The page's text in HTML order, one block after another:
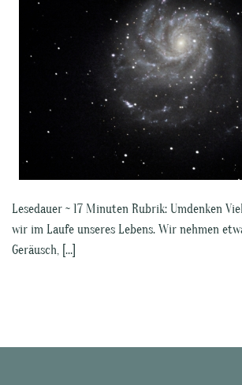
Lesedauer ~ 17 Minuten Rubrik: Umdenken
wir im Laufe unseres Lebens. Wir nehmen
Geräusch, […]